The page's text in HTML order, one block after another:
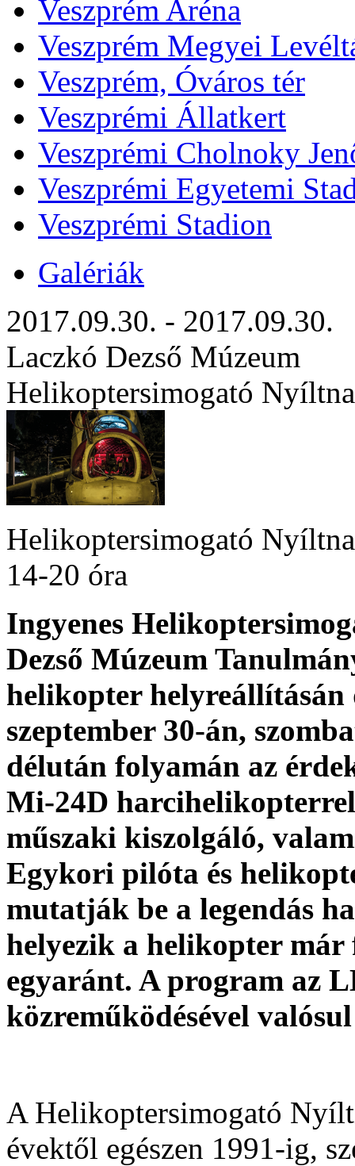
Veszprém Aréna
Veszprém Megyei
Veszprém, Óváros tér
Veszprémi Állatkert
Veszprémi Cholnoky
Veszprémi Egyetemi
Veszprémi Stadion
Galériák
2017.09.30. - 2017.09.30.
Laczkó Dezső Múzeum
Helikoptersimogató
Helikoptersimogató
14-20 óra
Ingyenes
Dezső Múzeum
helikopter helyreállításán
szeptember 30-án,
délután folyamán az
Mi-24D harcihelikopterrel
műszaki kiszolgáló,
Egykori pilóta és
mutatják be a legendás
helyezik a helikopter
egyaránt. A program az
közreműködésével
A Helikoptersimogató
évektől egészen 1991-ig,